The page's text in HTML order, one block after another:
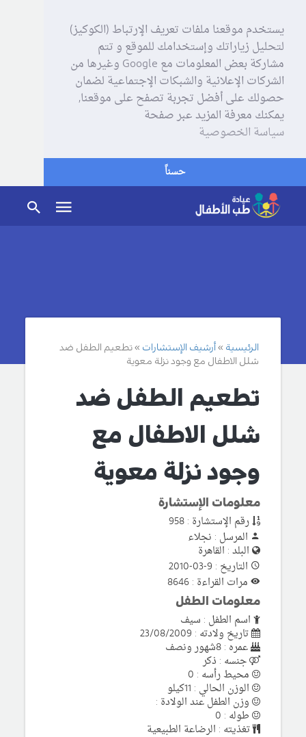
يستخدم موقعنا ملفات تعريف الإرتباط (الكوكيز)
لتحليل زياراتك وإستخدامك للموقع و تتم
مشاركة بعض المعلومات مع Google وغيرها من
الشركات الإعلانية والشبكات الإجتماعية لضمان
حصولك على أفضل تجربة تصفح على موقعنا,
يمكنك معرفة المزيد عبر صفحة
سياسة الخصوصية
حسناً
الرئيسية أرشيف الإستشارات
تطعيم الطفل ضد
شلل الاطفال مع وجود نزلة معوية
تطعيم الطفل ضد
شلل الاطفال مع
وجود نزلة معوية
معلومات الإستشارة
رقم الإستشارة : 958
المرسل : نجلاء
البلد : القاهرة
التاريخ : 9-03-2010
مرات القراءة : 8646
معلومات الطفل
اسم الطفل : سيف
تاريخ ولادته : 23/08/2009
عمره : 8شهور ونصف
جنسه : ذكر
محيط رأسه : 0
الوزن الحالي : 11كيلو
وزن الطفل عند الولادة :
طوله : 0
تغذيته : الرضاعة الطبيعية